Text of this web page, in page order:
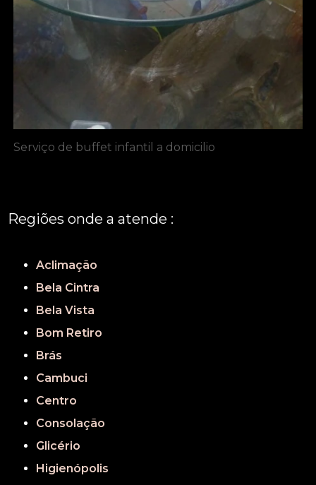
Serviço de buffet infantil a domicilio
Regiões onde a atende :
Aclimação
Bela Cintra
Bela Vista
Bom Retiro
Brás
Cambuci
Centro
Consolação
Glicério
Higienópolis